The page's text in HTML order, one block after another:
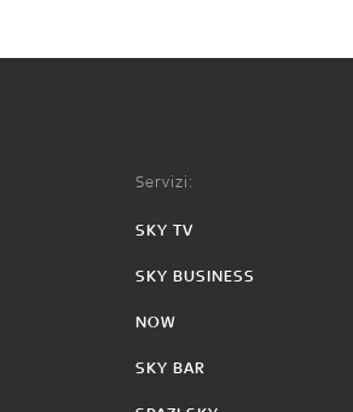
Servizi:
SKY TV
SKY BUSINESS
NOW
SKY BAR